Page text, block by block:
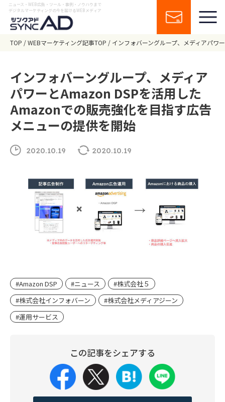
ニュース・WEB広告・ツール・事例・ノウハウまで
デジタルマーケティングの今を届けるWEBメディア
TOP WEBマーケティング記事TOP インフォバーングループ、メディアパワ
インフォバーングループ、メディア
パワーとAmazon DSPを活用した
Amazonでの販売強化を目指す広告
メニューの提供を開始
2020.10.19 2020.10.19
#Amazon DSP #ニュース
#株式会社５
#株式会社インフォバーン
#株式会社メディアジーン
#運用サービス
この記事をシェアする